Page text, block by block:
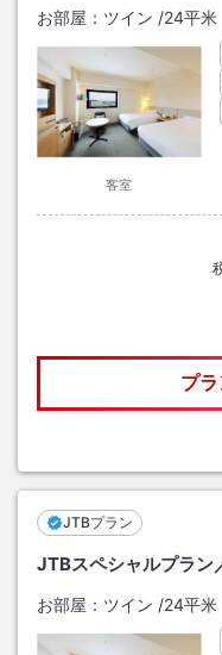
お部屋： ツイン /24平米
客室
プ
JTBプラン
JTBスペシャルプラン
お部屋： ツイン /24平米